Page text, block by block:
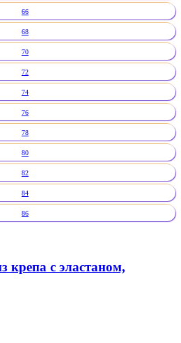
66
68
70
72
74
76
78
80
82
84
86
с эластаном,